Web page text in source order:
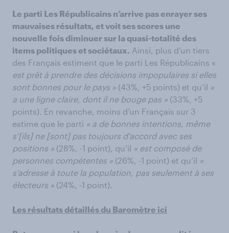
Le parti Les Républicains n’arrive pas enrayer ses
mauvaises résultats, et voit ses scores une
nouvelle fois diminuer sur la quasi-totalité des
items politiques et sociétaux. Ainsi, plus d’un tiers
des Français estiment que le parti Les Républicains «
est prêt à prendre des décisions impopulaires si elles
sont bonnes pour le pays » (43%, +5 points) et qu’il «
a une ligne claire, dont il ne bouge pas » (33%, +5
points). En revanche, moins d’un Français sur 3
estime que le parti « a de bonnes intentions, même
s’[ils] ne [sont] pas toujours d’accord avec ses
positions » (28%, -1 point), qu’il « est composé de
personnes compétentes » (26%, -1 point) et qu’il «
s’adresse à toute la population, pas seulement à ses
électeurs » (24%, -1 point).
Les résultats détaillés du Baromètre ici